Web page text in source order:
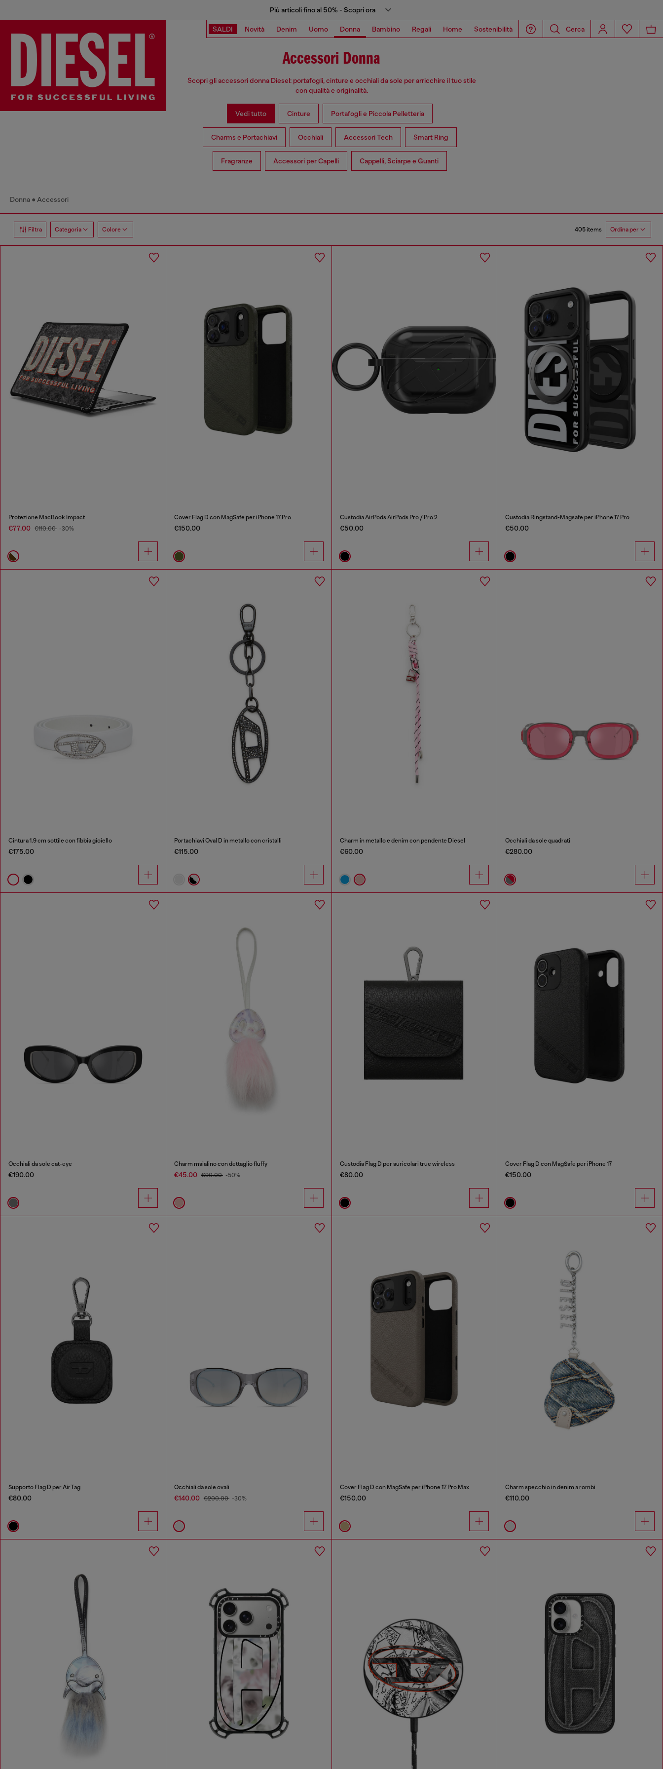
Più articoli fino al 50% - Scopri ora
SALDI Novità Denim Uomo Donna Bambino Regali Home Sostenibilità Cerca
Accessori Donna
Scopri gli accessori donna Diesel: portafogli, cinture e occhiali da sole per arricchire il tuo stile
con qualità e originalità.
Vedi tutto Cinture Portafogli e Piccola Pelletteria
Charms e Portachiavi Occhiali Accessori Tech Smart Ring
Fragranze Accessori per Capelli Cappelli, Sciarpe e Guanti
Donna Accessori
Filtra Categoria Colore 405 items Ordina per
Protezione MacBook Impact
€77.00 €110.00 -30%
Cover Flag D con MagSafe per iPhone 17 Pro
€150.00
Custodia AirPods AirPods Pro / Pro 2
€50.00
Custodia Ringstand-Magsafe per iPhone 17 Pro
€50.00
Cintura 1.9 cm sottile con fibbia gioiello
€175.00
Portachiavi Oval D in metallo con cristalli
€115.00
Charm in metallo e denim con pendente Diesel
€60.00
Occhiali da sole quadrati
€280.00
Occhiali da sole cat-eye
€190.00
Charm maialino con dettaglio fluffy
€45.00 €90.00 -50%
Custodia Flag D per auricolari true wireless
€80.00
Cover Flag D con MagSafe per iPhone 17
€150.00
Supporto Flag D per AirTag
€80.00
Occhiali da sole ovali
€140.00 €200.00 -30%
Cover Flag D con MagSafe per iPhone 17 Pro Max
€150.00
Charm specchio in denim a rombi
€110.00